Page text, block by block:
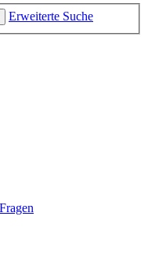
Erweiterte Suche